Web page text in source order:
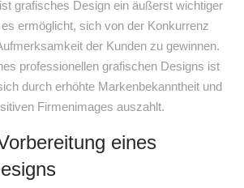
grafisches Design ein äußerst wichtiger
ermöglicht, sich von der Konkurrenz
der Kunden zu gewinnen.
professionellen grafischen Designs ist
durch erhöhte Markenbekanntheit und
Firmenimages auszahlt.
eines